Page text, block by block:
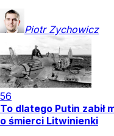
Piotr Zychowicz
56
To dlatego Putin zabił
o śmierci Litwinienki